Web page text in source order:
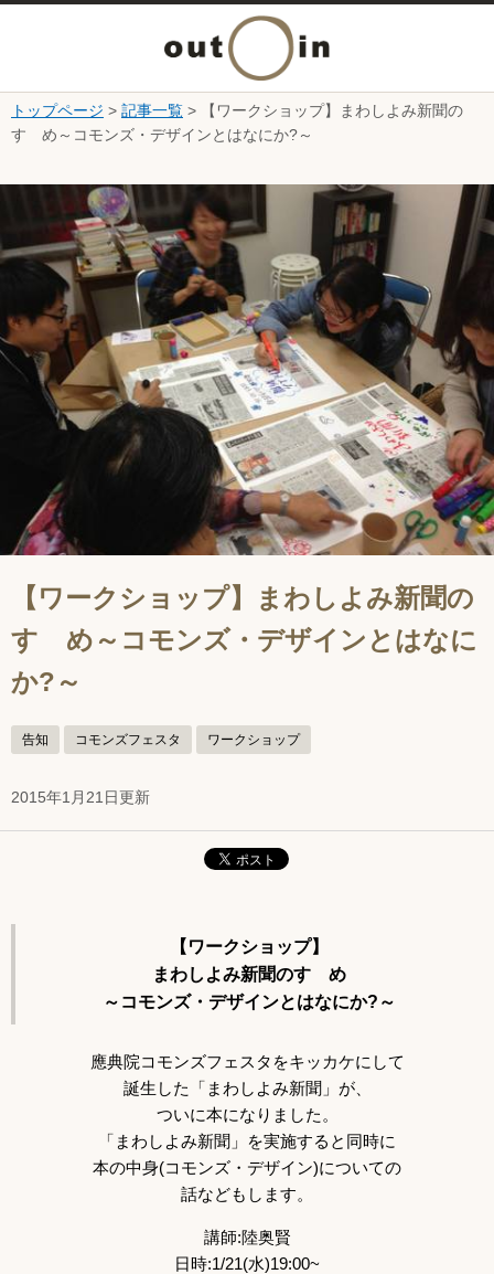
本文へ
ニ
ュ
を
開
く
トップページ > 記事一覧 > 【ワークショップ】まわしよみ新聞の
すゝめ～コモンズ・デザインとはなにか?～
【ワークショップ】まわしよみ新聞の
すゝめ～コモンズ・デザインとはなに
か?～
告知 コモンズフェスタ ワークショップ
2015年1月21日更新
【ワークショップ】
まわしよみ新聞のすゝめ
～コモンズ・デザインとはなにか?～
應典院コモンズフェスタをキッカケにして
誕生した「まわしよみ新聞」が、
ついに本になりました。
「まわしよみ新聞」を実施すると同時に
本の中身(コモンズ・デザイン)についての
話などもします。
講師:陸奥賢
日時:1/21(水)19:00~